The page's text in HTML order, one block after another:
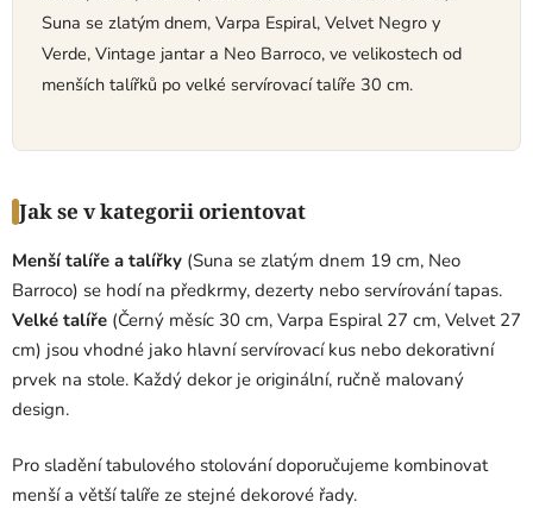
p
r
v
k
v
p
s
u
Suna se zlatým dnem, Varpa Espiral, Velvet Negro y
Verde, Vintage jantar a Neo Barroco, ve velikostech od
menších talířků po velké servírovací talíře 30 cm.
Jak se v kategorii orientovat
Menší talíře a talířky (Suna se zlatým dnem 19 cm, Neo
Barroco) se hodí na předkrmy, dezerty nebo servírování tapas.
Velké talíře (Černý měsíc 30 cm, Varpa Espiral 27 cm, Velvet 27
cm) jsou vhodné jako hlavní servírovací kus nebo dekorativní
prvek na stole. Každý dekor je originální, ručně malovaný
design.
Pro sladění tabulového stolování doporučujeme kombinovat
menší a větší talíře ze stejné dekorové řady.